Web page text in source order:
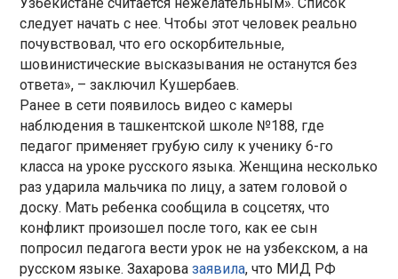
следует начать с нее. Чтобы этот человек реально
почувствовал, что его оскорбительные,
шовинистические высказывания не останутся без
ответа», – заключил Кушербаев.
Ранее в сети появилось видео с камеры
наблюдения в ташкентской школе №188, где
педагог применяет грубую силу к ученику 6-го
класса на уроке русского языка. Женщина несколько
раз ударила мальчика по лицу, а затем головой о
доску. Мать ребенка сообщила в соцсетях, что
конфликт произошел после того, как ее сын
попросил педагога вести урок не на узбекском, а на
русском языке. Захаровазаявила, что МИД РФ